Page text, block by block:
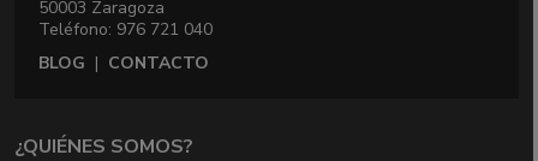
50003 Zaragoza
Teléfono: 976 721 040
BLOG | CONTACTO
¿QUIÉNES SOMOS?